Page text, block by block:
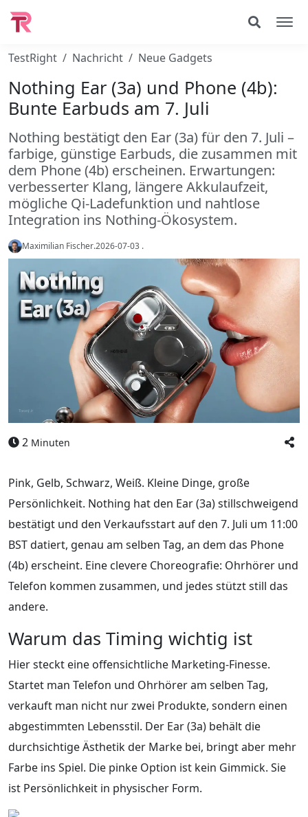
TestRight Nachricht Neue Gadgets
Nothing Ear (3a) und Phone (4b):
Bunte Earbuds am 7. Juli
Nothing bestätigt den Ear (3a) für den 7. Juli –
farbige, günstige Earbuds, die zusammen mit
dem Phone (4b) erscheinen. Erwartungen:
verbesserter Klang, längere Akkulaufzeit,
mögliche Qi-Ladefunktion und nahtlose
Integration ins Nothing-Ökosystem.
Maximilian Fischer.2026-07-03 .
2 Minuten
Pink, Gelb, Schwarz, Weiß. Kleine Dinge, große
Persönlichkeit. Nothing hat den Ear (3a) stillschweigend
bestätigt und den Verkaufsstart auf den 7. Juli um 11:00
BST datiert, genau am selben Tag, an dem das Phone
(4b) erscheint. Eine clevere Choreografie: Ohrhörer und
Telefon kommen zusammen, und jedes stützt still das
andere.
Warum das Timing wichtig ist
Hier steckt eine offensichtliche Marketing-Finesse.
Startet man Telefon und Ohrhörer am selben Tag,
verkauft man nicht nur zwei Produkte, sondern einen
abgestimmten Lebensstil. Der Ear (3a) behält die
durchsichtige Ästhetik der Marke bei, bringt aber mehr
Farbe ins Spiel. Die pinke Option ist kein Gimmick. Sie
ist Persönlichkeit in physischer Form.